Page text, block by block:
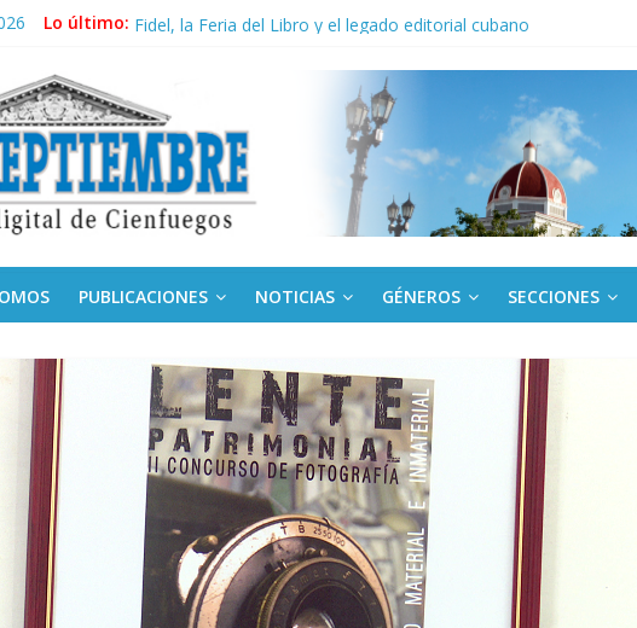
Lo último: Recorrió Díaz-Canel Empresa Eléctrica de La Habana y otras
Premian a estudiantes cubanos en certamen de ballet en
Plan vacacional ICAIC, para los niños trabajamos
Ceuta: anatomía de una “crisis migratoria”
PUBLICACIONES NOTICIAS GÉNEROS SECCIONES